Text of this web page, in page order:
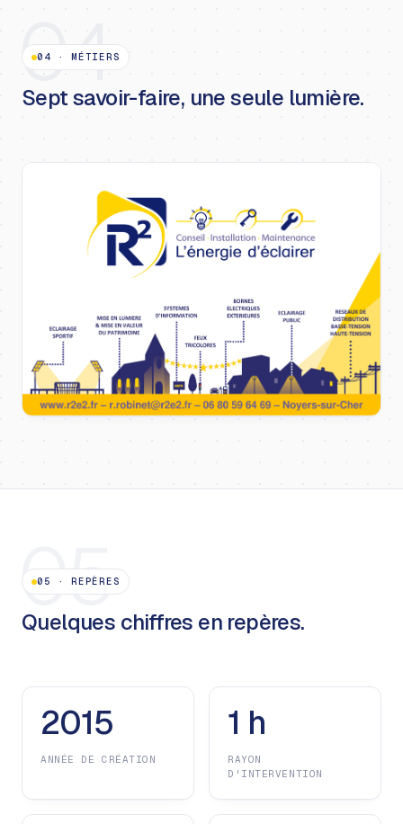
04
04 ·MÉTIERS
Sept savoir-faire, une seule lumière.
05
05 ·REPÈRES
Quelques chiffres en repères.
2015
ANNÉE DE CRÉATION
1 h
RAYON
D'INTERVENTION